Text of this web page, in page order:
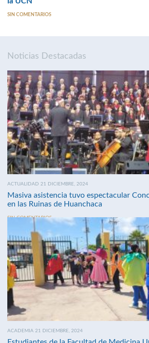
SIN COMENTARIOS
Noticias Destacadas
ACTUALIDAD 21 DICIEMBRE, 2024
Masiva asistencia tuvo espectacular
en las Ruinas de Huanchaca
SIN COMENTARIOS
ACADEMIA 21 DICIEMBRE, 2024